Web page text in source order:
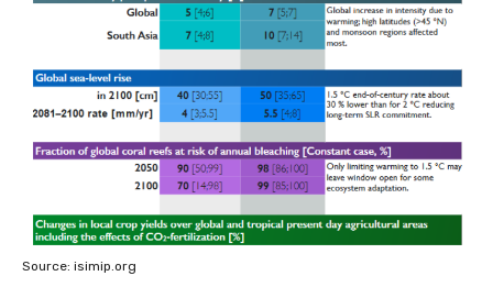
Source: isimip.org